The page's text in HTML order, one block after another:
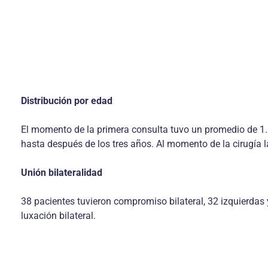
Distribución por edad
El momento de la primera consulta tuvo un promedio de
hasta después de los tres años. Al momento de la
Unión bilateralidad
38 pacientes tuvieron compromiso bilateral, 32
luxación bilateral.